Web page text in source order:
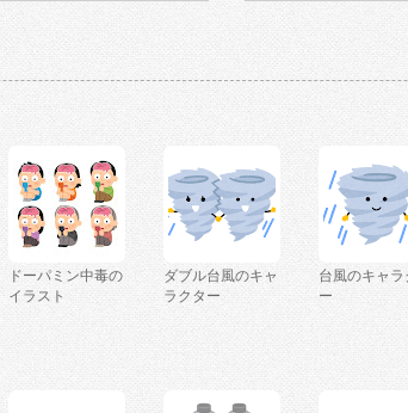
ドーパミン中毒の
イラスト
ダブル台風のキャ
ラクター
台風のキャラ
ー